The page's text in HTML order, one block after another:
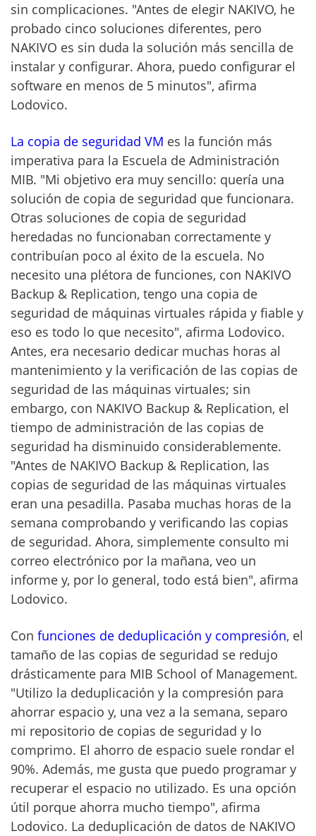
sin complicaciones. "Antes de elegir NAKIVO, he
probado cinco soluciones diferentes, pero
NAKIVO es sin duda la solución más sencilla de
instalar y configurar. Ahora, puedo configurar el
software en menos de 5 minutos", afirma
Lodovico.
La copia de seguridad VM es la función más
imperativa para la Escuela de Administración
MIB. "Mi objetivo era muy sencillo: quería una
solución de copia de seguridad que funcionara.
Otras soluciones de copia de seguridad
heredadas no funcionaban correctamente y
contribuían poco al éxito de la escuela. No
necesito una plétora de funciones, con NAKIVO
Backup & Replication, tengo una copia de
seguridad de máquinas virtuales rápida y fiable y
eso es todo lo que necesito", afirma Lodovico.
Antes, era necesario dedicar muchas horas al
mantenimiento y la verificación de las copias de
seguridad de las máquinas virtuales; sin
embargo, con NAKIVO Backup & Replication, el
tiempo de administración de las copias de
seguridad ha disminuido considerablemente.
"Antes de NAKIVO Backup & Replication, las
copias de seguridad de las máquinas virtuales
eran una pesadilla. Pasaba muchas horas de la
semana comprobando y verificando las copias
de seguridad. Ahora, simplemente consulto mi
correo electrónico por la mañana, veo un
informe y, por lo general, todo está bien", afirma
Lodovico.
Con funciones de deduplicación y compresión, el
tamaño de las copias de seguridad se redujo
drásticamente para MIB School of Management.
"Utilizo la deduplicación y la compresión para
ahorrar espacio y, una vez a la semana, separo
mi repositorio de copias de seguridad y lo
comprimo. El ahorro de espacio suele rondar el
90%. Además, me gusta que puedo programar y
recuperar el espacio no utilizado. Es una opción
útil porque ahorra mucho tiempo", afirma
Lodovico. La deduplicación de datos de NAKIVO